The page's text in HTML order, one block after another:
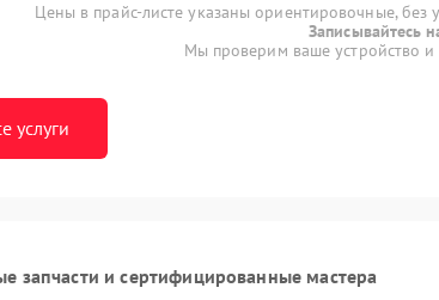
Цены в прайс-листе указаны ориентировочные, без
Записывайтесь
Мы проверим ваше устройство и
услуги
запчасти и сертифицированные мастера